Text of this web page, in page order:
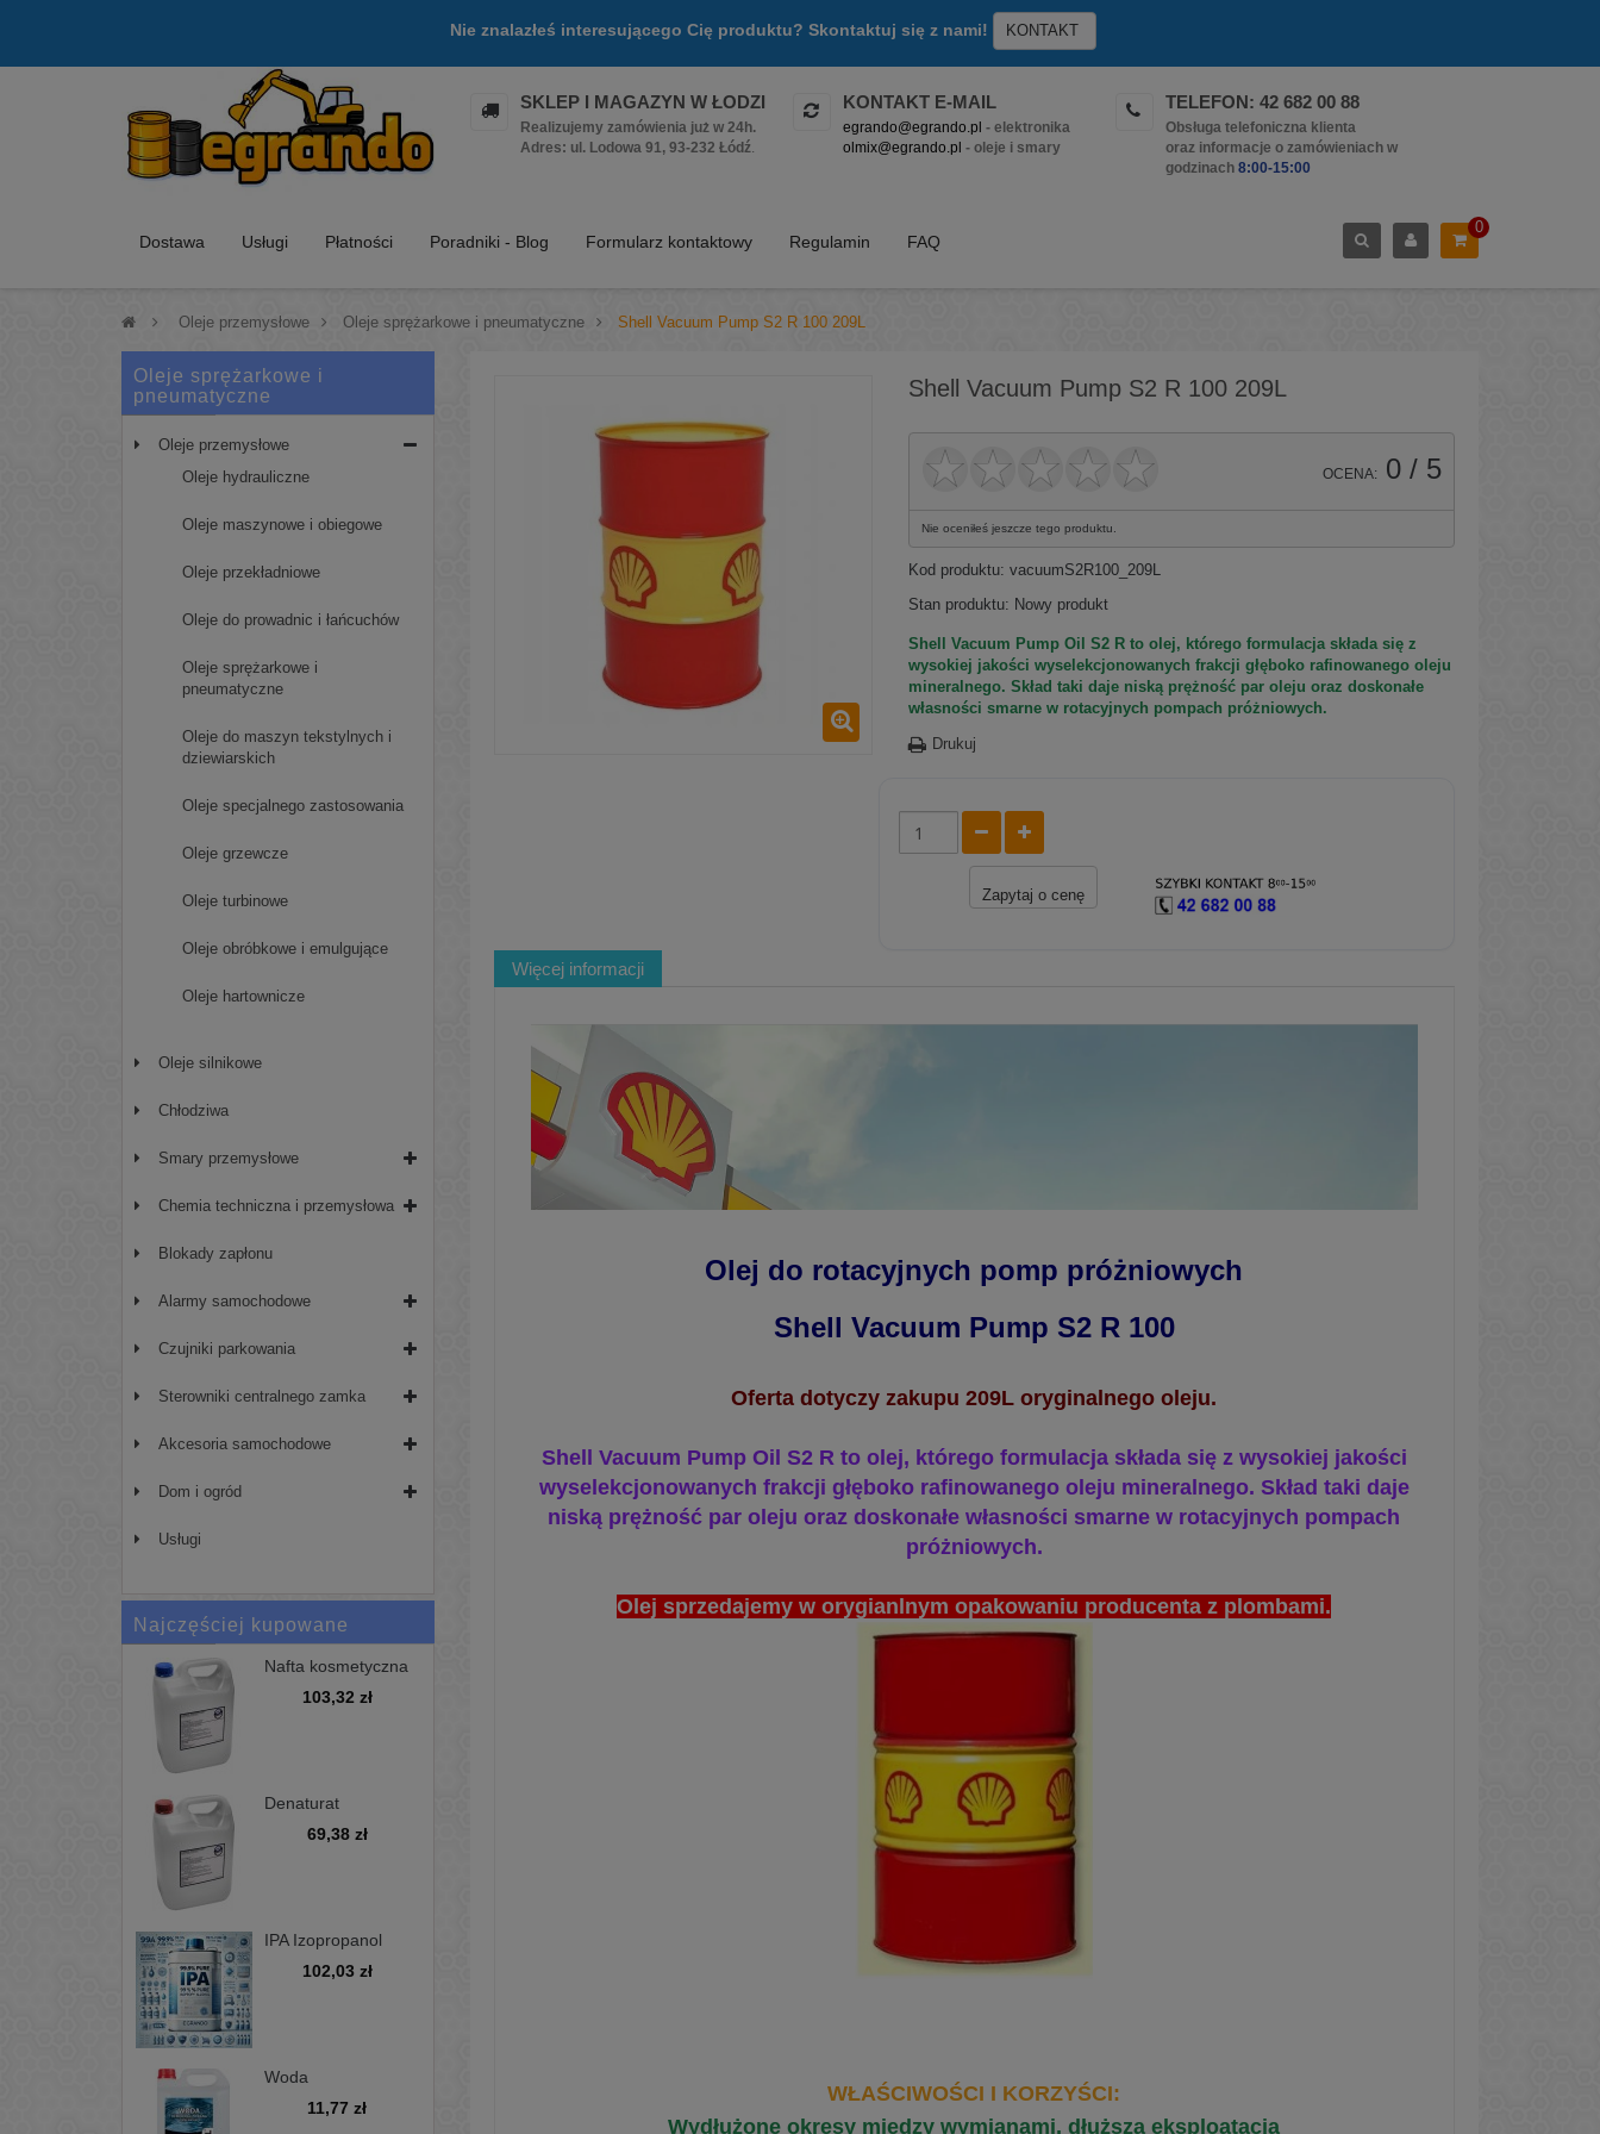
Nie znalazłeś interesującego Cię produktu? Skontaktuj się z nami! KONTAKT
SKLEP I MAGAZYN W ŁODZI
Realizujemy zamówienia już w 24h.
Adres: ul. Lodowa 91, 93-232 Łódź.
KONTAKT E-MAIL
egrando@egrando.pl - elektronika
olmix@egrando.pl - oleje i smary
TELEFON: 42 682 00 88
Obsługa telefoniczna klienta
oraz informacje o zamówieniach w
godzinach 8:00-15:00
Dostawa Usługi Płatności Poradniki - Blog Formularz kontaktowy Regulamin FAQ
0
> Oleje przemysłowe > Oleje sprężarkowe i pneumatyczne > Shell Vacuum Pump S2 R 100 209L
Oleje sprężarkowe i
pneumatyczne
Oleje przemysłowe
Oleje hydrauliczne
Oleje maszynowe i obiegowe
Oleje przekładniowe
Oleje do prowadnic i łańcuchów
Oleje sprężarkowe i
pneumatyczne
Oleje do maszyn tekstylnych i
dziewiarskich
Oleje specjalnego zastosowania
Oleje grzewcze
Oleje turbinowe
Oleje obróbkowe i emulgujące
Oleje hartownicze
Oleje silnikowe
Chłodziwa
Smary przemysłowe
Chemia techniczna i przemysłowa
Blokady zapłonu
Alarmy samochodowe
Czujniki parkowania
Sterowniki centralnego zamka
Akcesoria samochodowe
Dom i ogród
Usługi
Najczęściej kupowane
Nafta kosmetyczna
kanister 5L
103,32 zł
Denaturat
minimum 97%, opak
69,38 zł
IPA Izopropanol
izopropylowy 99,9%
102,03 zł
Woda
11,77 zł
Shell Vacuum Pump S2 R 100 209L
OCENA: 0/ 5
Nie oceniłeś jeszcze tego produktu.
Kod produktu: vacuumS2R100_209L
Stan produktu: Nowy produkt
Shell Vacuum Pump Oil S2 R to olej, którego formulacja składa się z
wysokiej jakości wyselekcjonowanych frakcji głęboko rafinowanego oleju
mineralnego. Skład taki daje niską prężność par oleju oraz doskonałe
własności smarne w rotacyjnych pompach próżniowych.
Drukuj
Zapytaj o cenę
Więcej informacji
Olej do rotacyjnych pomp próżniowych
Shell Vacuum Pump S2 R 100
Oferta dotyczy zakupu 209L oryginalnego oleju.
Shell Vacuum Pump Oil S2 R to olej, którego formulacja składa się z wysokiej jakości
wyselekcjonowanych frakcji głęboko rafinowanego oleju mineralnego. Skład taki daje
niską prężność par oleju oraz doskonałe własności smarne w rotacyjnych pompach
próżniowych.
Olej sprzedajemy w orygianlnym opakowaniu producenta z plombami.
WŁAŚCIWOŚCI I KORZYŚCI:
Wydłużone okresy między wymianami,dłuższa eksploatacja